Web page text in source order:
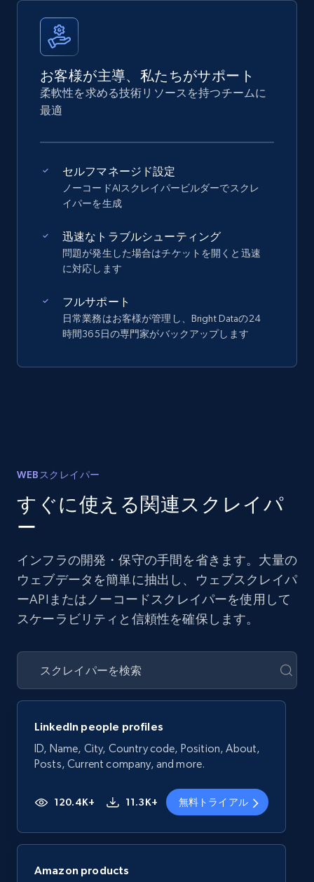
お客様が主導、私たちがサポート
柔軟性を求める技術リソースを持つチームに
最適
セルフマネージド設定
ノーコードAIスクレイパービルダーでスクレ
イパーを生成
迅速なトラブルシューティング
問題が発生した場合はチケットを開くと迅速
に対応します
フルサポート
日常業務はお客様が管理し、Bright Dataの24
時間365日の専門家がバックアップします
WEBスクレイパー
すぐに使える関連スクレイパ
ー
インフラの開発・保守の手間を省きます。大量の
ウェブデータを簡単に抽出し、ウェブスクレイパ
ーAPIまたはノーコードスクレイパーを使用して
スケーラビリティと信頼性を確保します。
LinkedIn people profiles
ID, Name, City, Country code, Position, About,
Posts, Current company, and more.
120.4K+ 11.3K+ 無料トライアル
Amazon products